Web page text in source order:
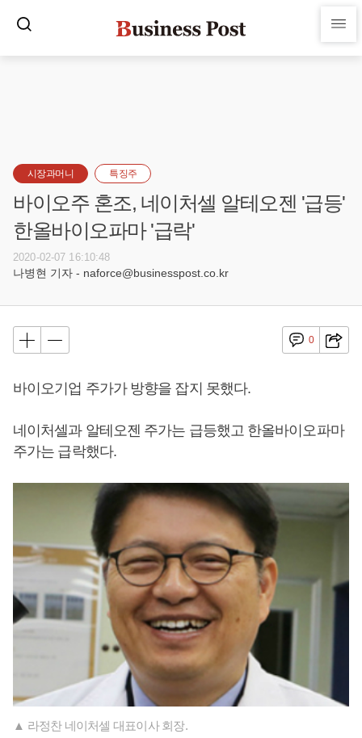
시장과머니 특징주
바이오주 혼조, 네이처셀 알테오젠 '급등'
한올바이오파마 '급락'
2020-02-07 16:10:48
나병현 기자 - naforce@businesspost.co.kr
0
바이오기업 주가가 방향을 잡지 못했다.
네이처셀과 알테오젠 주가는 급등했고 한올바이오파마
주가는 급락했다.
▲ 라정찬 네이처셀 대표이사 회장.